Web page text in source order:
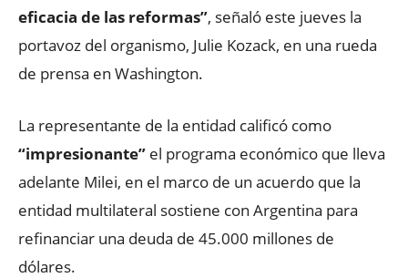
eficacia de las reformas”, señaló este jueves la
portavoz del organismo, Julie Kozack, en una rueda
de prensa en Washington.
La representante de la entidad calificó como
“impresionante” el programa económico que lleva
adelante Milei, en el marco de un acuerdo que la
entidad multilateral sostiene con Argentina para
refinanciar una deuda de 45.000 millones de
dólares.